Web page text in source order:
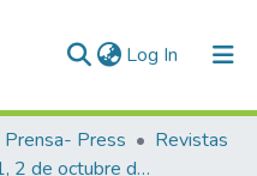
Log In (current)
Prensa- Press
Revistas
Número 31, 2 de octubre de 1940